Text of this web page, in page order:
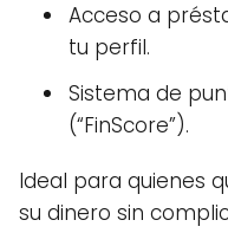
Acceso a
tu perfil.
Sistema de
(“FinScore”).
Ideal para quienes
su dinero sin